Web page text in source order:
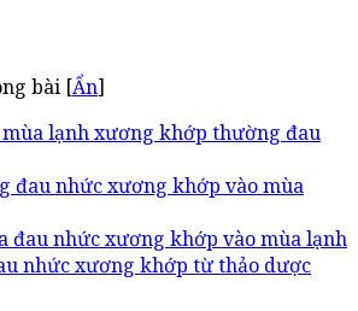
bài [Ẩn]
mùa lạnh xương khớp thường đau
đau nhức xương khớp vào mùa
đau nhức xương khớp vào mùa lạnh
nhức xương khớp từ thảo dược